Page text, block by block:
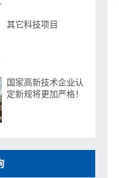
其它科技项目
国家高新技术企业认
定新规将更加严格！